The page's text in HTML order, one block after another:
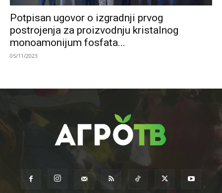
Potpisan ugovor o izgradnji prvog
postrojenja za proizvodnju kristalnog
monoamonijum fosfata...
05/11/2023